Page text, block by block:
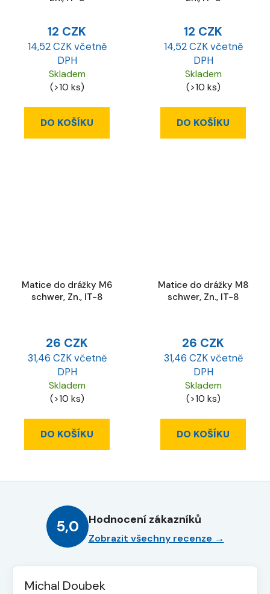
12 CZK
14,52 CZK včetně
DPH
Skladem
(>10 ks)
DO KOŠÍKU
12 CZK
14,52 CZK včetně
DPH
Skladem
(>10 ks)
DO KOŠÍKU
Matice do drážky M6
schwer, Zn., IT-8
26 CZK
31,46 CZK včetně
DPH
Skladem
(>10 ks)
DO KOŠÍKU
Matice do drážky M8
schwer, Zn., IT-8
26 CZK
31,46 CZK včetně
DPH
Skladem
(>10 ks)
DO KOŠÍKU
5,0 Hodnocení zákazníků
Zobrazit všechny recenze →
Michal Doubek